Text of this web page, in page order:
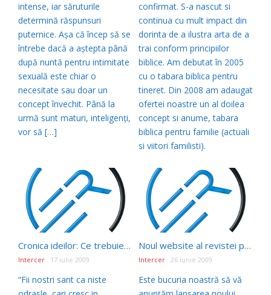
intense, iar săruturile
determină răspunsuri
puternice. Aşa că încep să se
întrebe dacă a aştepta până
după nuntă pentru intimitate
sexuală este chiar o
necesitate sau doar un
concept învechit. Până la
urmă sunt maturi, inteligenţi,
vor să […]
confirmat. S-a nascut si
continua cu mult impact din
dorinta de a ilustra arta de a
trai conform principiilor
biblice. Am debutat în 2005
cu o tabara biblica pentru
tineret. Din 2008 am adaugat
ofertei noastre un al doilea
concept si anume, tabara
biblica pentru familie (actuali
si viitori familisti).
Cronica ideilor: Ce trebuie sa demonstreze un tanar(a) in Biserica Adventa
Intercer 17 iulie 2009
“Fii nostri sant ca niste
Noul website al revistei pentru tineri Respiro
Intercer 26 iunie 2009
Este bucuria noastră să vă